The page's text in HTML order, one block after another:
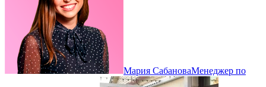
Мария СабановаМенеджер по